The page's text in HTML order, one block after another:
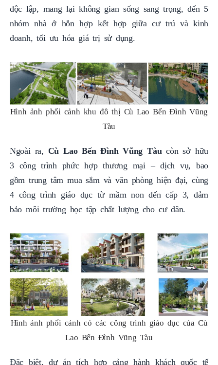
độc lập, mang lại không gian sống sang trọng, đến 5
nhóm nhà ở hỗn hợp kết hợp giữa cư trú và kinh
doanh, tối ưu hóa giá trị sử dụng.
Hình ảnh phối cảnh khu đô thị Cù Lao Bến Đình Vũng
Tàu
Ngoài ra, Cù Lao Bến Đình Vũng Tàu còn sở hữu
3 công trình phức hợp thương mại – dịch vụ, bao
gồm trung tâm mua sắm và văn phòng hiện đại, cùng
4 công trình giáo dục từ mầm non đến cấp 3, đảm
bảo môi trường học tập chất lượng cho cư dân.
Hình ảnh phối cảnh có các công trình giáo dục của Cù
Lao Bến Đình Vũng Tàu
Đặc biệt, dự án tích hợp cảng hành khách quốc tế